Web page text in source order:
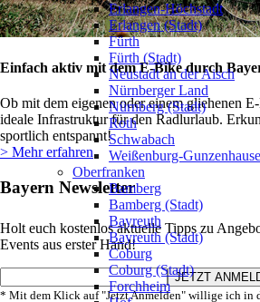
Einfach aktiv mit dem E-Bike durch
Ob mit dem eigenen oder einem gliehenen
ideale Infrastruktur für den Radlurlaub.
sportlich entspannt!
> Mehr erfahren
Bayern Newsletter
Holt euch kostenlos aktuelle Tipps zu
Events aus erster Hand!
* Mit dem Klick auf "Jetzt Anmelden" willige ich in
Erlangen-Höchstadt
Erlangen (Stadt)
Fürth
Fürth (Stadt)
Neustadt an der Aisch
Nürnberger Land
Nürnberg (Stadt)
Roth
Schwabach
Weißenburg-
Oberfranken
Bamberg
Bamberg (Stadt)
Bayreuth
Bayreuth (Stadt)
Coburg
Coburg (Stadt)
Forchheim